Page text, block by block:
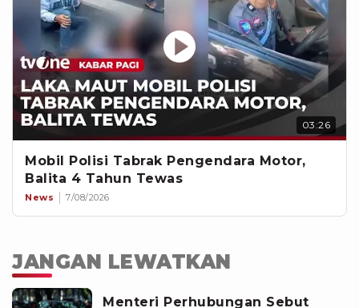
03:26
Mobil Polisi Tabrak Pengendara Motor,
Balita 4 Tahun Tewas
News 7/08/2026
JANGAN LEWATKAN
Menteri Perhubungan Sebut